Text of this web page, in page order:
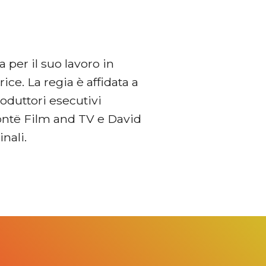
per il suo lavoro in
La regia è affidata a
esecutivi
Film and TV e David